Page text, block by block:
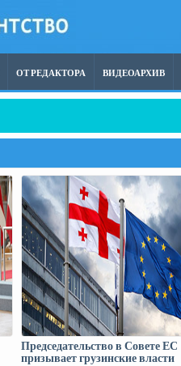
ОТ РЕДАКТОРА ВИДЕОАРХИВ
Председательство в Совете ЕС
призывает грузинские власти